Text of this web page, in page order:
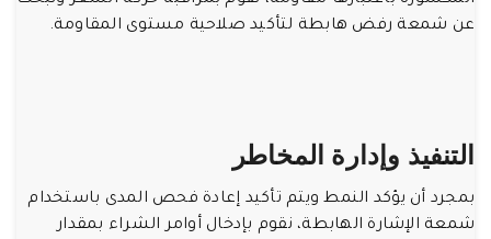
عن شمعة رفض هابطة لتأكيد صلاحية مستوى المقاومة.
التنفيذ وإدارة المخاطر
بمجرد أن يؤكد النمط ويتم تأكيد إعادة فحص المدى باستخدام
شمعة الإشارة الهابطة، نقوم بإدخال أوامر الشراء بمقدار